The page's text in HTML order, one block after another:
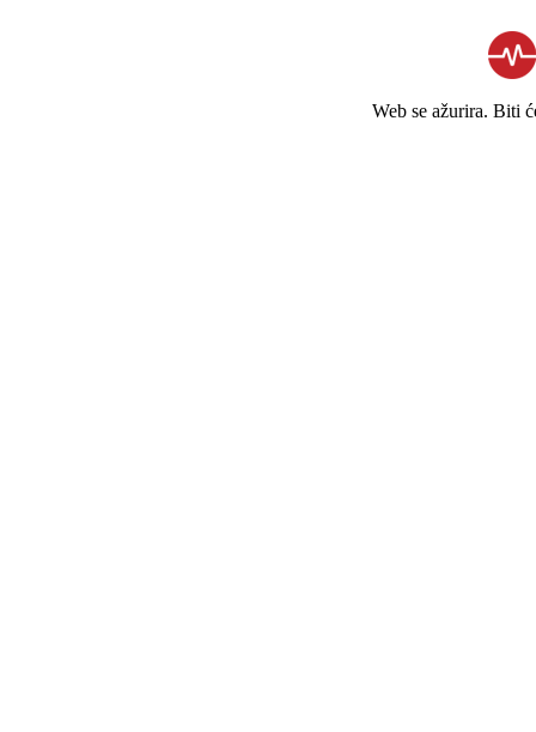
Web se ažurira. Biti